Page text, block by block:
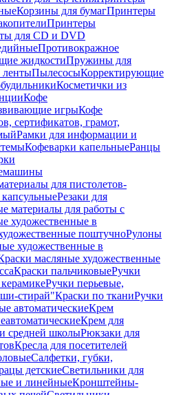
Корзины для бумагПринтеры
Принтеры
для CD и DVD
Противокражное
жидкостиПружины для
ПылесосыКорректирующие
Косметички из
Кофе
игрыКофе
сертификатов, грамот,
Рамки для информации и
Кофеварки капельныеРанцы
для пистолетов-
Резаки для
материалы для работы с
художественные в
поштучноРулоны
художественные в
масляные художественные
Краски пальчиковыеРучки
Ручки перьевые,
стирай"Краски по тканиРучки
автоматическиеКрем
Крем для
средней школыРюкзаки для
Кресла для посетителей
Салфетки, губки,
детскиеСветильники для
и линейныеКронштейны-